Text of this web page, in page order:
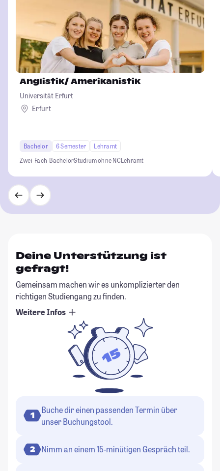
Anglistik/ Amerikanistik
Universität Erfurt
Erfurt
Bachelor 6 Semester
Lehramt
Zwei-Fach-BachelorStudium ohne NCLehramt
Deine Unterstützung ist
gefragt!
Gemeinsam machen wir es unkomplizierter den
richtigen Studiengang zu finden.
Weitere Infos
1
Buche dir einen passenden Termin über
unser Buchungstool.
2 Nimm an einem 15-minütigen Gespräch teil.